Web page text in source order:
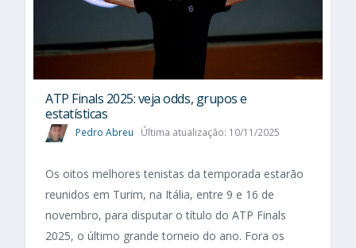
ATP Finals 2025: veja odds, grupos e
estatísticas
Pedro Abreu Última atualização: 10/11/2025
Os oitos melhores tenistas da temporada estarão
reunidos em Turim, na Itália, entre 9 e 16 de
novembro, para disputar o título do ATP Finals
2025, o último grande torneio do ano. Fora os